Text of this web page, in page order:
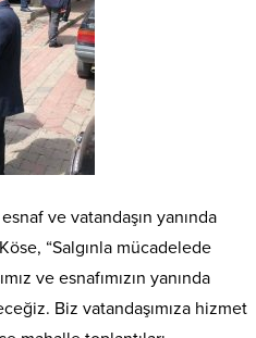
ve vatandaşın yanında
“Salgınla mücadelede
ve esnafımızın yanında
Biz vatandaşımıza hizmet